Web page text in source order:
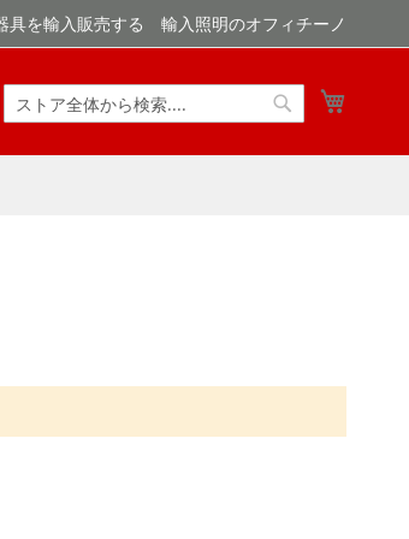
具を輸入販売する 輸入照明のオフィチーノ
検
索
索